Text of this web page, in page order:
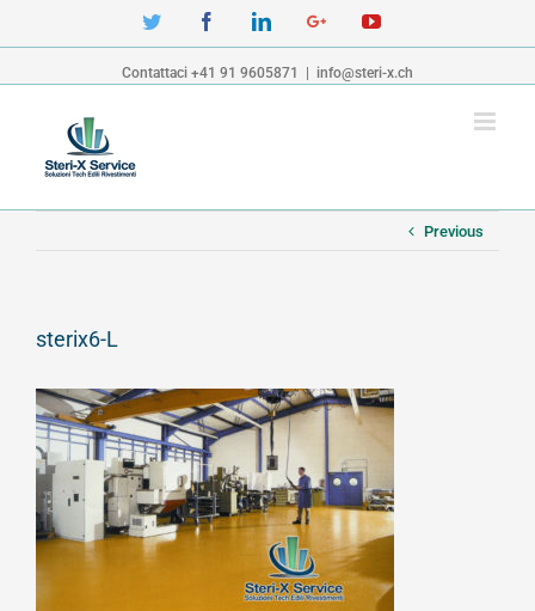
Twitter FacebookLinkedinGoogle+YouTube
Contattaci +41 91 9605871 info@steri-x.ch
Previous
sterix6-L